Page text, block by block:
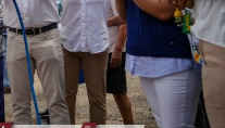
Córdoba, Manuel
Irene Sedas González;
la directora del DIF
Rodríguez, y la
Dennis Araceli Lira